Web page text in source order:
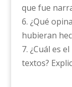
que fue
6. ¿Qué
hubieran
7. ¿Cuál es
textos?